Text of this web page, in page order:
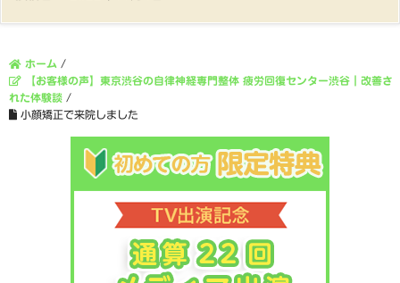
ホーム /
【お客様の声】東京渋谷の自律神経専門整体 疲労回復センター渋谷｜改善さ
れた体験談 /
小顔矯正で来院しました